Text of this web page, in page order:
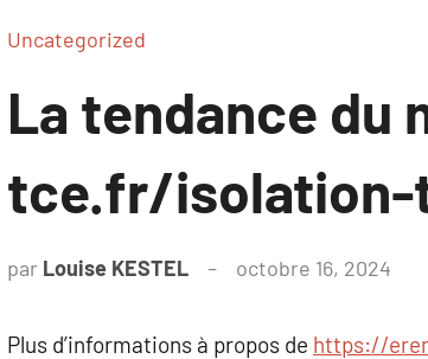
Uncategorized
La tendance
tce.fr/isolation-
par Louise KESTEL octobre 16, 2024
Plus d’informations à propos de https://